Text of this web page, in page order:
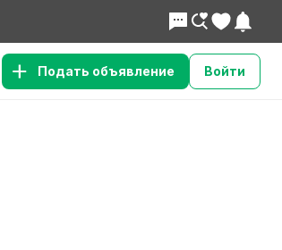
Подать объявление Войти